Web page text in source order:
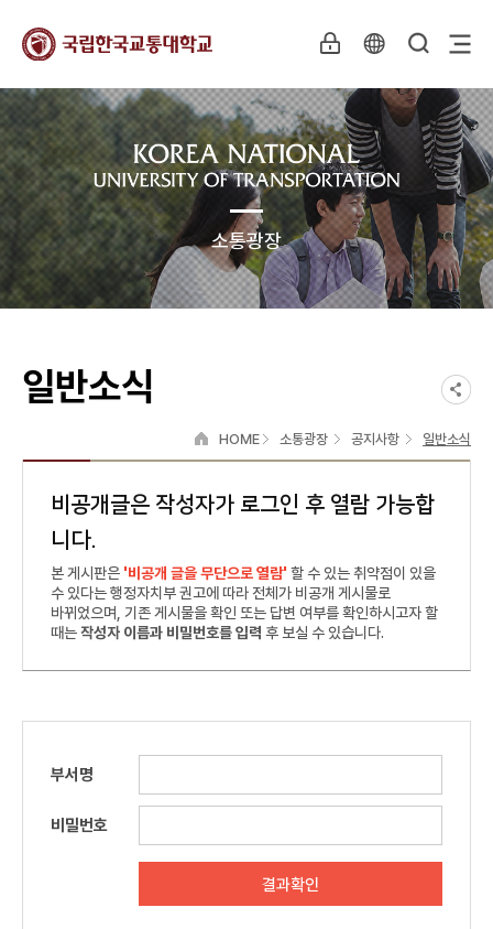
소통광장
일반소식
HOME 소통광장 공지사항 일반소식
비공개글은 작성자가 로그인 후 열람 가능합
니다.
본 게시판은 '비공개 글을 무단으로 열람' 할 수 있는 취약점이 있을
수 있다는 행정자치부 권고에 따라 전체가 비공개 게시물로
바뀌었으며, 기존 게시물을 확인 또는 답변 여부를 확인하시고자 할
때는작성자 이름과 비밀번호를 입력 후 보실 수 있습니다.
부서명
비밀번호